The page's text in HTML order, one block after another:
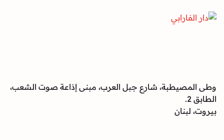
وطى المصيطبة، شارع جبل العرب، مبنى إذاعة صوت الشعب،
الطابق 2.
بيروت، لبنان